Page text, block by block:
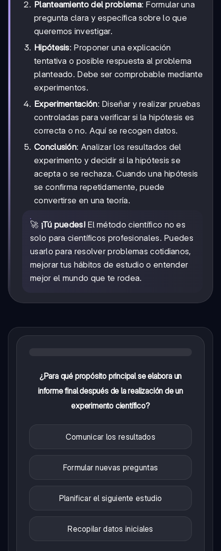
Planteamiento del problema: Formular una
pregunta clara y específica sobre lo que
queremos investigar.
Hipótesis: Proponer una explicación
tentativa o posible respuesta al problema
planteado. Debe ser comprobable mediante
experimentos.
Experimentación: Diseñar y realizar pruebas
controladas para verificar si la hipótesis es
correcta o no. Aquí se recogen datos.
Conclusión: Analizar los resultados del
experimento y decidir si la hipótesis se
acepta o se rechaza. Cuando una hipótesis
se confirma repetidamente, puede
convertirse en una teoría.
🚀 ¡Tú puedes!El método científico no es
solo para científicos profesionales. Puedes
usarlo para resolver problemas cotidianos,
mejorar tus hábitos de estudio o entender
mejor el mundo que te rodea.
¿Para qué propósito principal se elabora un
informe final después de la realización de un
experimento científico?
Comunicar los resultados
Formular nuevas preguntas
Planificar el siguiente estudio
Recopilar datos iniciales